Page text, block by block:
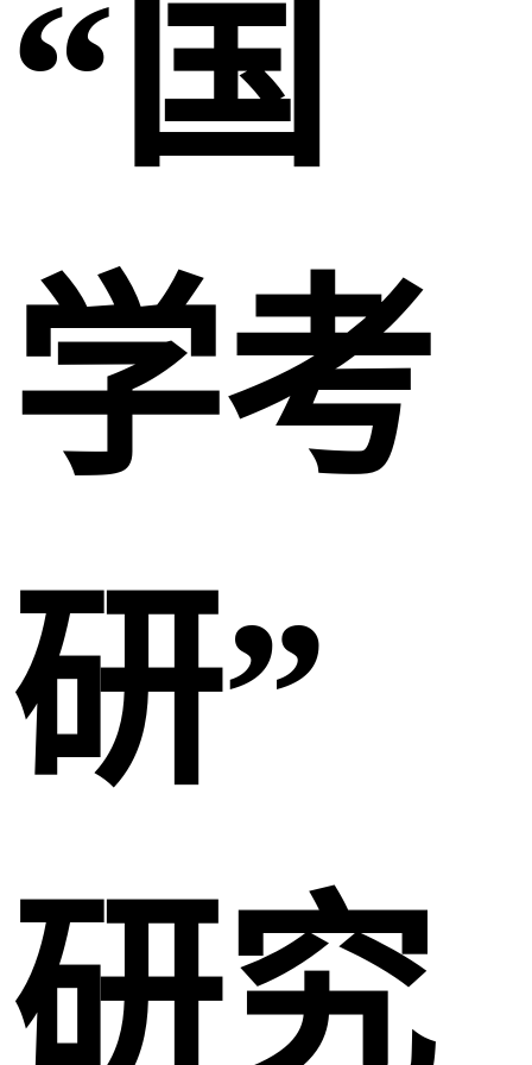
“国
学考
研”
研究